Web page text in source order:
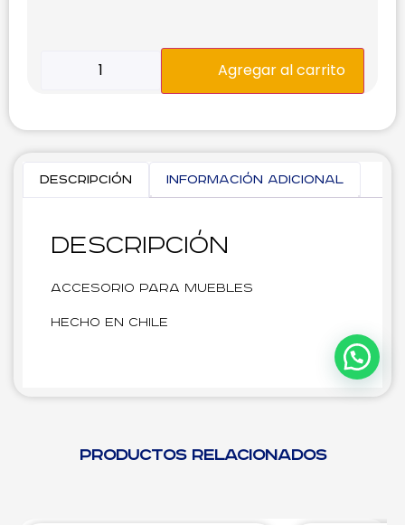
Agregar al carrito
Descripción Información adicional
Descripción
Accesorio para muebles
Hecho en Chile
Productos relacionados